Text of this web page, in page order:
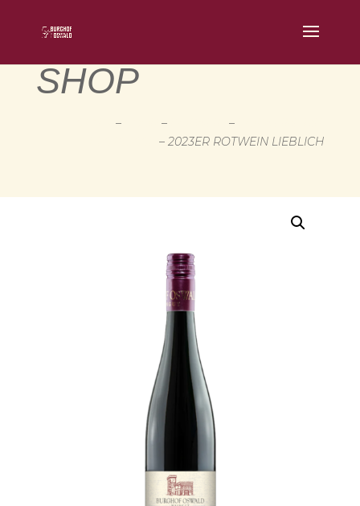
SHOP
– – –
– 2023ER ROTWEIN LIEBLICH